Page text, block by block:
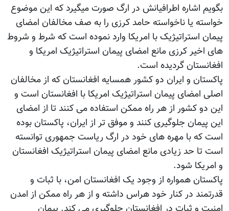
بگویم اشاره اطرافیانش در ارگ صورت میگیرد که این موضوع
خواسته یا ناخواسته حامد کرزی را به صف مخالفان امضای
پیمان استراتیژیک با امریکا وارد نموده است که شرط و شروط
های اخیر کرزی مانع امضای پیمان استراتیژیک امریکا و
افغانستان گردیده است.
پاکستان و ایران دو کشور همسایه افغانستان که از مخالفان
اصلی امضای پیمان استراتیژیک امریکا با افغانستان است و
این دو کشور از هر راه ممکن استفاده می کنند تا از امضای
این پیمان جلوگیری کنند و موفق تر از ایران، پاکستان بوده
است که با مهره های خود در ارگ ریاست جمهوری توانسته
است تا حد زیادی مانع امضای پیمان استراتیژیک افغانستان
و امریکا شود.
پاکستان همواره از وجود یک افغانستان امن، با ثبات و
قدرتمند در کنار خود هراس داشته و از هر راه ممکن از امدن